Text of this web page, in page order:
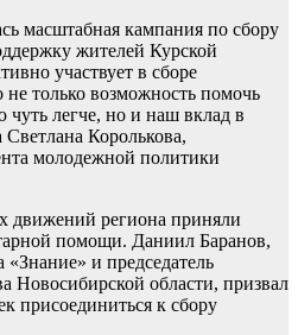
масштабная кампания по сбору
жителей Курской
участвует в сборе
только возможность помочь
чуть легче, но и наш вклад в
Королькова,
молодежной политики
движений региона приняли
помощи. Даниил Баранов,
и председатель
Новосибирской области, призвал
присоединиться к сбору